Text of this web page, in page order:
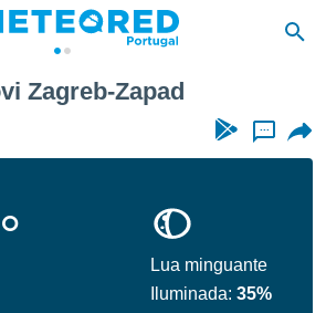
Zagreb-Zapad
...
Lua minguante
Iluminada:35%